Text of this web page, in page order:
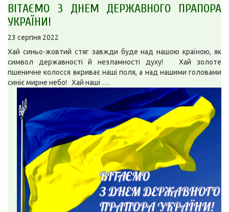
ВІТАЄМО З ДНЕМ ДЕРЖАВНОГО ПРАПОРА
УКРАЇНИ!
23 серпня 2022
Хай синьо-жовтий стяг завжди буде над нашою країною, як
символ державності й незламності духу! Хай золоте
пшеничне колосся вкриває наші поля, а над нашими головами
синіє мирне небо! Хай наші …